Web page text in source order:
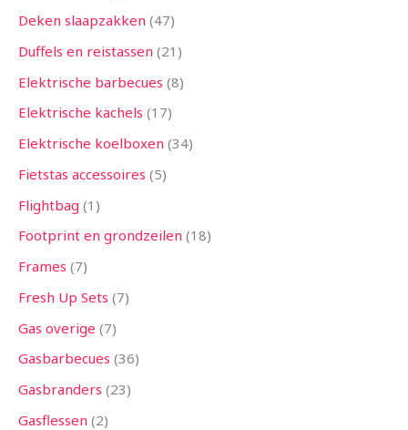
Deken slaapzakken 47
Duffels en reistassen 21
Elektrische barbecues 8
Elektrische kachels 17
Elektrische koelboxen 34
Fietstas accessoires 5
Flightbag 1
Footprint en grondzeilen 18
Frames 7
Fresh Up Sets 7
Gas overige 7
Gasbarbecues 36
Gasbranders 23
Gasflessen 2